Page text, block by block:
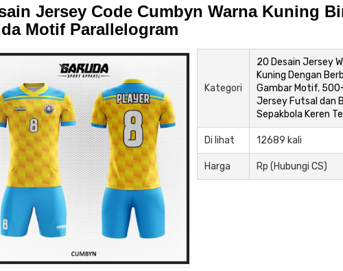
Jersey Code Cumbyn Warna Kuning
Motif Parallelogram
Kategori
20 Desain Jersey
Kuning Dengan
Gambar Motif,
Jersey Futsal dan
Sepakbola Keren
Di lihat 12689 kali
Harga Rp (Hubungi CS)